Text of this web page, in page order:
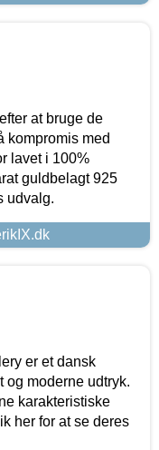
at bruge de
kompromis med
lavet i 100%
guldbelagt 925
udvalg.
er et dansk
moderne udtryk.
karakteristiske
her for at se deres